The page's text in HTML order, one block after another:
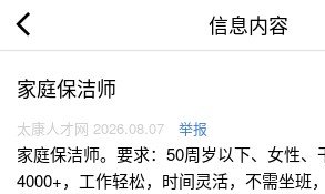
信息内容
家庭保洁师
太康人才网 2026.08.07 举报
家庭保洁师。要求：50周岁以下、女性、
4000+，工作轻松，时间灵活，不需坐班